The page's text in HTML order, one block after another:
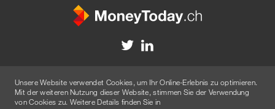
Disclaimer
Werbung
© 2026 Created byAGENTUR AM WASSER
Unsere Website verwendet Cookies, um Ihr Online-Erlebnis zu optimieren.
Mit der weiteren Nutzung dieser Website, stimmen Sie der Verwendung
von Cookies zu. Weitere Details finden Sie in